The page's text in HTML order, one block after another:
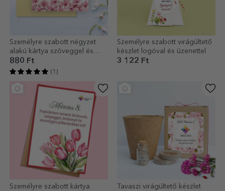
Személyre szabott négyzet
alakú kártya szöveggel és
logóval - Tavasz
880 Ft
(1)
Személyre szabott virágültető
készlet logóval és üzenettel
3 122 Ft
Személyre szabott kártya
Tavaszi virágültető készlet